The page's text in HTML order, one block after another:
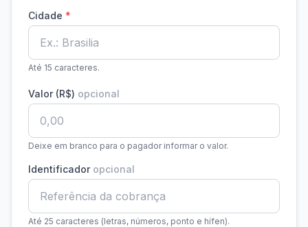
Cidade *
Até 15 caracteres.
Valor (R$) opcional
Deixe em branco para o pagador informar o valor.
Identificador opcional
Até 25 caracteres (letras, números, ponto e hífen).